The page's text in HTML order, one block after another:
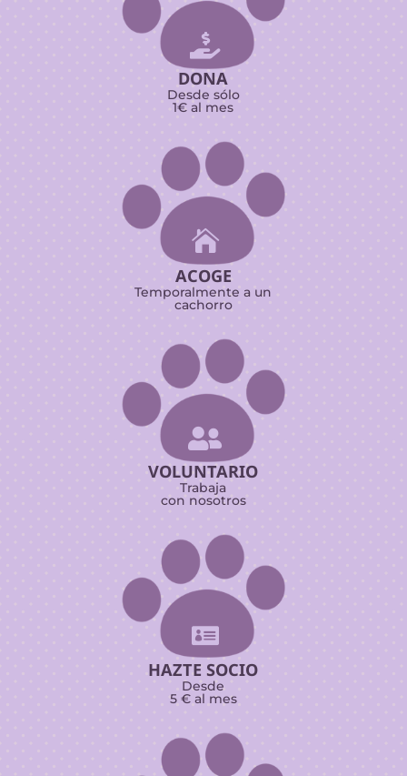

DONA
Desde sólo
1€ al mes

ACOGE
Temporalmente a un
cachorro

VOLUNTARIO
Trabaja
con nosotros

HAZTE SOCIO
Desde
5 € al mes